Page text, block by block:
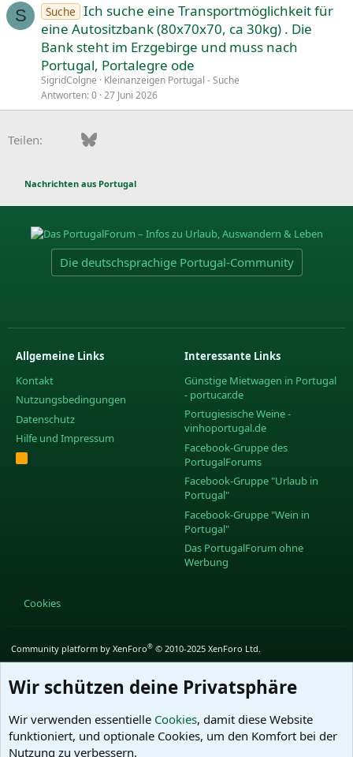
S Suche Ich suche eine Transportmöglichkeit für
eine Autositzbank (80x70x70, ca 30kg) . Die
Bank steht im Erzgebirge und muss nach
Portugal, Portalegre ode
SigridColgne
Kleinanzeigen Portugal - Suche
Antworten 0 27 Juni 2026
Teilen: FacebookBluesky
Nachrichten aus Portugal
Die deutschsprachige Portugal-Community
Allgemeine Links
Kontakt
Nutzungsbedingungen
Datenschutz
Hilfe und Impressum
R
S
Interessante Links
Günstige Mietwagen in Portugal
- portucar.de
Portugiesische Weine -
vinhoportugal.de
Facebook-Gruppe des
PortugalForums
Facebook-Gruppe "Urlaub in
Portugal"
Facebook-Gruppe "Wein in
Portugal"
Das PortugalForum ohne
Werbung
Cookies
Community platform by XenForo® © 2010-2025 XenForo Ltd.
Wir schützen deine Privatsphäre
Wir verwenden essentielle Cookies, damit diese Website
funktioniert, und optionale Cookies, um den Komfort bei der
Nutzung zu verbessern.